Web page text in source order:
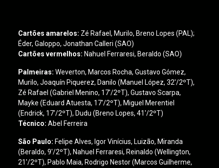
Cartões amarelos: Zé Rafael, Murilo, Breno Lopes (PAL);
Éder, Galoppo, Jonathan Calleri (SAO)
Cartões vermelhos: Nahuel Ferraresi, Beraldo (SAO)
Palmeiras: Weverton, Marcos Rocha, Gustavo Gómez,
Murilo, Joaquín Piquerez, Danilo (Manuel López, 32'/2ºT),
Zé Rafael (Gabriel Menino, 17'/2ºT), Gustavo Scarpa,
Mayke (Eduard Atuesta, 17'/2ºT), Miguel Merentiel
(Endrick, 17'/2ºT), Dudu (Breno Lopes, 41'/2ºT)
Técnico: Abel Ferreira
São Paulo: Felipe Alves, Igor Vinícius, Luizão, Miranda
(Beraldo, 9'/2ºT), Nahuel Ferraresi, Reinaldo (Wellington,
21'/2ºT), Pablo Maia, Rodrigo Nestor (Marcos Guilherme,